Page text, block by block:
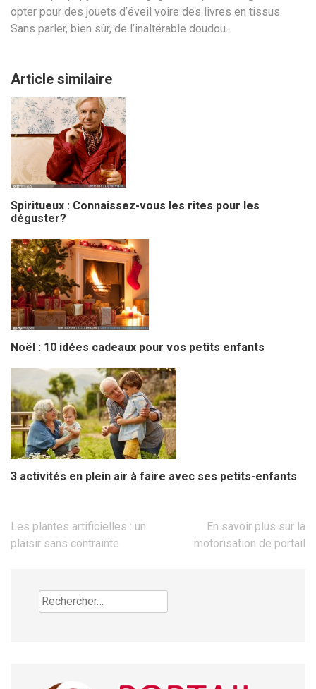
opter pour des jouets d’éveil voire des livres en tissus.
Sans parler, bien sûr, de l’inaltérable doudou.
Article similaire
Spiritueux : Connaissez-vous les rites pour les
déguster?
Noël : 10 idées cadeaux pour vos petits enfants
3 activités en plein air à faire avec ses petits-enfants
Navigation
de
Les plantes artificielles : un
plaisir sans contrainte
En savoir plus sur la
motorisation de portail
Rechercher :